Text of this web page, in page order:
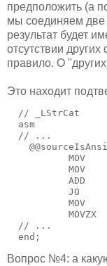
предположить (а
мы соединяем две
результат будет
отсутствии
правило. О
Это находит
  // _LStrCat
  asm
  // ...
MOV
MOV
ADD
JO
MOV
MOVZX
  // ...
  end;
Вопрос №4: а